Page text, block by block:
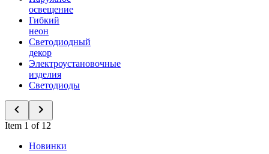
освещение
Гибкий
неон
Светодиодный
декор
Электроустановочные
изделия
Светодиоды
Item 1 of 12
Новинки